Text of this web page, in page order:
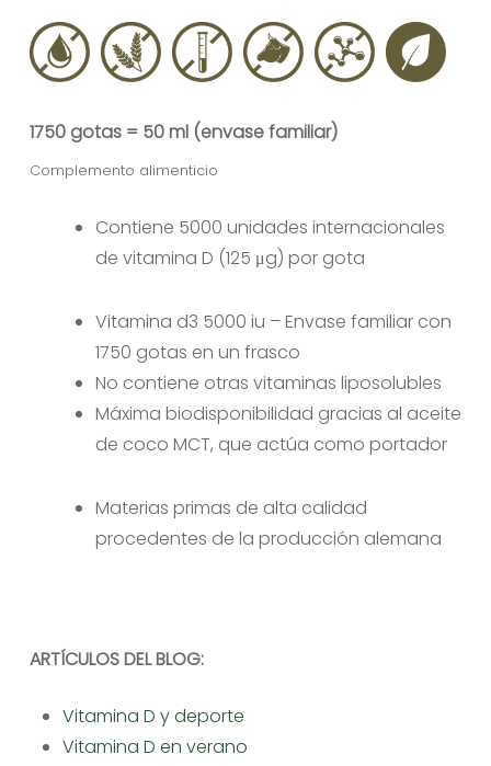
1750 gotas = 50 ml (envase familiar)
Complemento alimenticio
Contiene 5000 unidades internacionales
de vitamina D (125 μg) por gota
Vitamina d3 5000 iu – Envase familiar con
1750 gotas en un frasco
No contiene otras vitaminas liposolubles
Máxima biodisponibilidad gracias al aceite
de coco MCT, que actúa como portador
Materias primas de alta calidad
procedentes de la producción alemana
ARTÍCULOS DEL BLOG:
Vitamina D y deporte
Vitamina D en verano